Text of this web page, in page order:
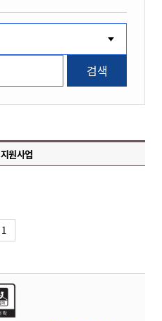
검색
지원사업
1